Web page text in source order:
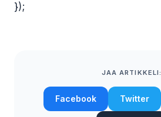
});
JAA ARTIKKELI:
Facebook Twitter